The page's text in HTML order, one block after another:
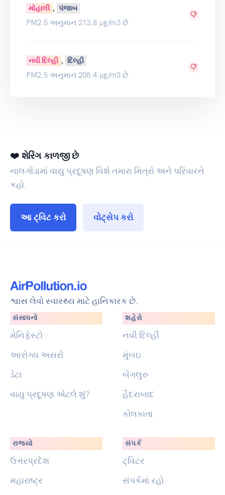
મોહાલી , પંજાબ
PM2.5 અનુમાન 213.8 µg/m3 છે
નવી દિલ્હી , દિલ્હી
PM2.5 અનુમાન 208.4 µg/m3 છે
❤️ શેરિંગ કાળજી છે
નાલગોંડામાં વાયુ પ્રદૂષણ વિશે તમારા મિત્રો અને પરિવારને
કહો.
આ ટ્વિટ કરો વોટ્સેપ કરો
શ્વાસ લેવો સ્વાસ્થ્ય માટે હાનિકારક છે.
સંસાધનો
મેનિફેસ્ટો
આરોગ્ય અસરો
ડેટા
વાયુ પ્રદૂષણ એટલે શું?
શહેરો
નવી દિલ્હી
મુંબઇ
બેંગલુરુ
હૈદરાબાદ
કોલકાતા
રાજ્યો
ઉત્તરપ્રદેશ
મહારાષ્ટ્ર
સંપર્ક
ટ્વિટર
સંપર્કમાં રહો